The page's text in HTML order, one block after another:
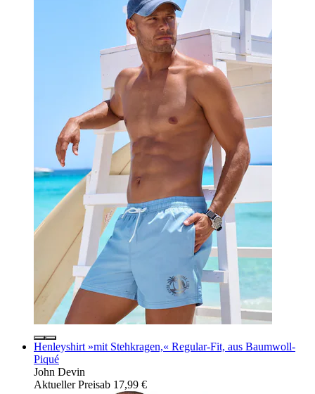
Henleyshirt »mit Stehkragen,« Regular-Fit, aus Baumwoll-
Piqué
John Devin
Aktueller Preisab 17,99 €